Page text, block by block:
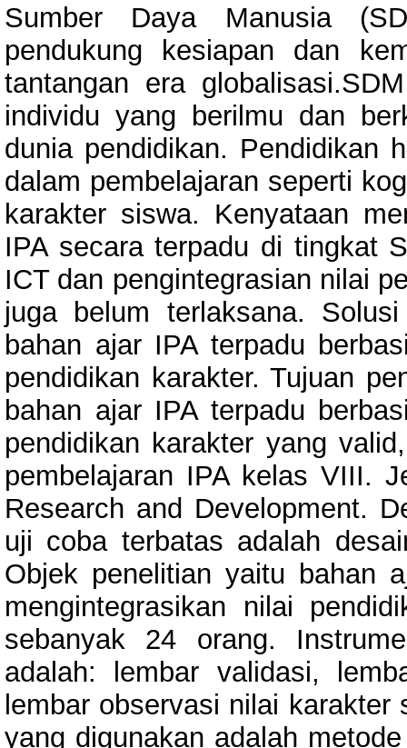
Sumber Daya Manusia
pendukung kesiapan dan
tantangan era
individu yang berilmu dan
dunia pendidikan. Pendidikan
dalam pembelajaran seperti
karakter siswa. Kenyataan
IPA secara terpadu di tingkat
ICT dan pengintegrasian nilai
juga belum terlaksana.
bahan ajar IPA terpadu
pendidikan karakter. Tujuan
bahan ajar IPA terpadu
pendidikan karakter yang
pembelajaran IPA kelas VIII.
Research and Development.
uji coba terbatas adalah
Objek penelitian yaitu bahan
mengintegrasikan nilai
sebanyak 24 orang.
adalah: lembar validasi,
lembar observasi nilai karakter
yang digunakan adalah